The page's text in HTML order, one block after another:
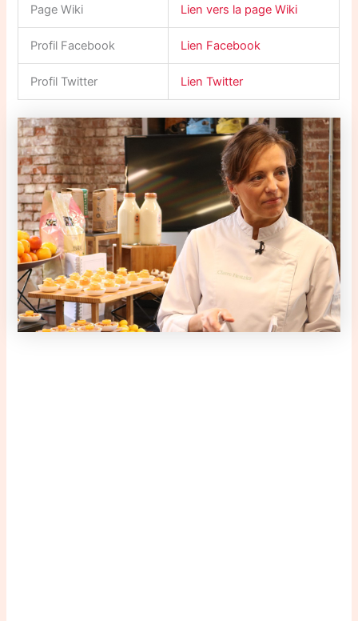
Page Wiki Lien vers la page Wiki
Profil Facebook Lien Facebook
Profil Twitter Lien Twitter